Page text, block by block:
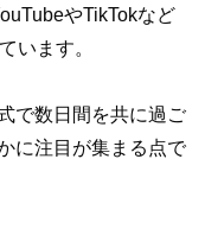
やTikTokなど
います。
で数日間を共に過ご
に注目が集まる点で